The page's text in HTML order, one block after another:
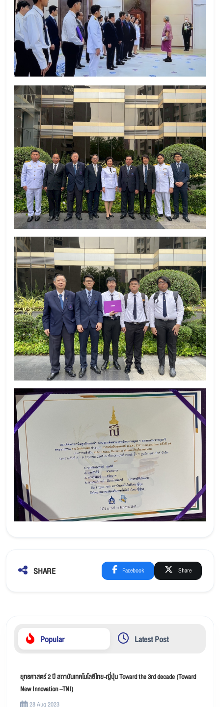
SHARE Facebook Share
Popular Latest Post
ยุทธศาสตร์ 2 ปี สถาบันเทคโนโลยีไทย-ญี่ปุ่น Toward the 3rd decade (Toward
New Innovation –TNI)
28 Aug 2023